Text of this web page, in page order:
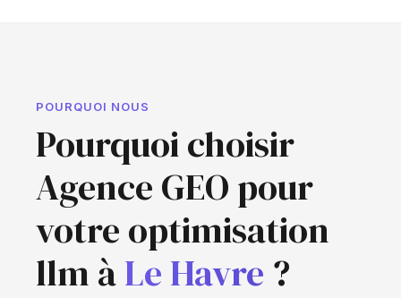
POURQUOI NOUS
Pourquoi choisir
Agence GEO pour
votre optimisation
llm àLe Havre ?